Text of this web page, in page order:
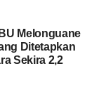
Melonguane
Ditetapkan
Sekira 2,2